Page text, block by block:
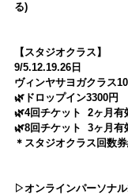
る)
【スタジオクラス】
9/5.12.19.26日
ヴィンヤサヨガクラス
🌿ドロップイン3300円
🌿4回チケット  2ヶ月有
🌿8回チケット  3ヶ月
＊スタジオクラス回数
▷オンラインパーソナ